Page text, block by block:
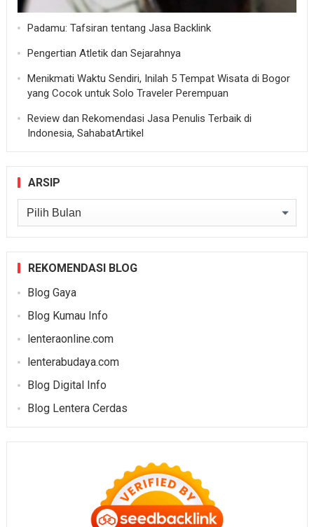
Padamu: Tafsiran tentang Jasa Backlink
Pengertian Atletik dan Sejarahnya
Menikmati Waktu Sendiri, Inilah 5 Tempat Wisata di Bogor
yang Cocok untuk Solo Traveler Perempuan
Review dan Rekomendasi Jasa Penulis Terbaik di
Indonesia, SahabatArtikel
ARSIP
Arsip
REKOMENDASI BLOG
Blog Gaya
Blog Kumau Info
lenteraonline.com
lenterabudaya.com
Blog Digital Info
Blog Lentera Cerdas